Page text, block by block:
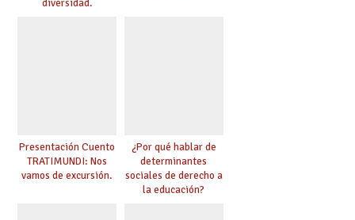
Presentación Cuento
TRATIMUNDI: Nos
vamos de excursión.
¿Por qué hablar de
determinantes
sociales de derecho a
la educación?